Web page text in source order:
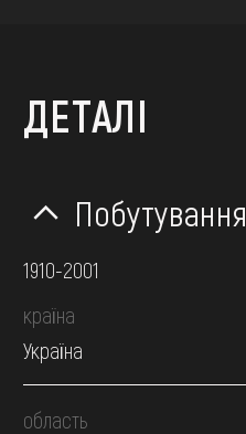
ДЕТАЛІ
Побутування
1910-2001
країна
Україна
область